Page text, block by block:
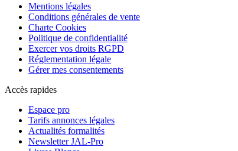
Mentions légales
Conditions générales de vente
Charte Cookies
Politique de confidentialité
Exercer vos droits RGPD
Réglementation légale
Gérer mes consentements
Accès rapides
Espace pro
Tarifs annonces légales
Actualités formalités
Newsletter JAL-Pro